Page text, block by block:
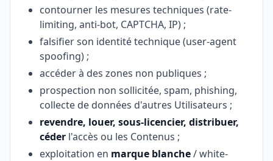
contourner les mesures techniques (rate-
limiting, anti-bot, CAPTCHA, IP) ;
falsifier son identité technique (user-agent
spoofing) ;
accéder à des zones non publiques ;
prospection non sollicitée, spam, phishing,
collecte de données d'autres Utilisateurs ;
revendre, louer, sous-licencier, distribuer,
céder l'accès ou les Contenus ;
exploitation en marque blanche/ white-